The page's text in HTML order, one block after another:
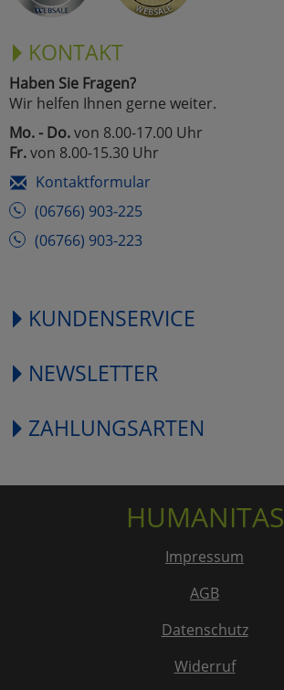
KONTAKT
Haben Sie Fragen?
Wir helfen Ihnen gerne weiter.
Mo. - Do.von 8.00-17.00 Uhr
Fr.von 8.00-15.30 Uhr
Kontaktformular
(06766) 903-225
(06766) 903-223
KUNDENSERVICE
NEWSLETTER
ZAHLUNGSARTEN
HUMANITAS
Impressum
AGB
Datenschutz
Widerruf